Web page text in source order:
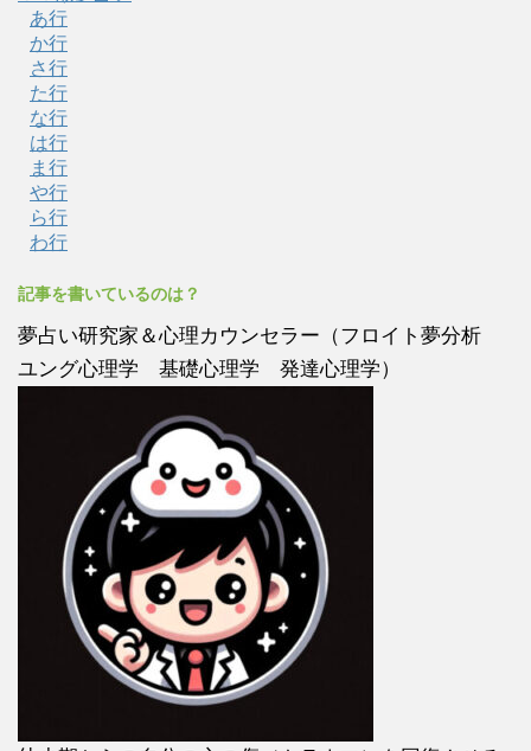
あ行
か行
さ行
た行
な行
は行
ま行
や行
ら行
わ行
記事を書いているのは？
夢占い研究家＆心理カウンセラー（フロイト夢分析
ユング心理学 基礎心理学 発達心理学）